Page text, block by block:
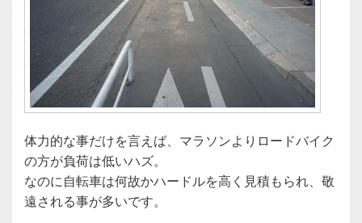
体力的な事だけを言えば、マラソンよりロードバイク
の方が負荷は低いハズ。
なのに自転車は何故かハードルを高く見積もられ、敬
遠される事が多いです。